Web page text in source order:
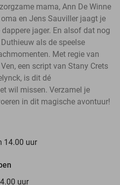
mama, Ann De Winne
en Jens Sauviller jaagt je
jager. En alsof dat nog
als de speelse
Met regie van
een script van Stany Crets
is dit dé
wil missen. Verzamel je
in dit magische avontuur!
14.00 uur
uur